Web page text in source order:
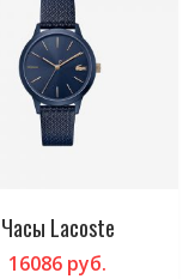
Часы Lacoste
16086 руб.